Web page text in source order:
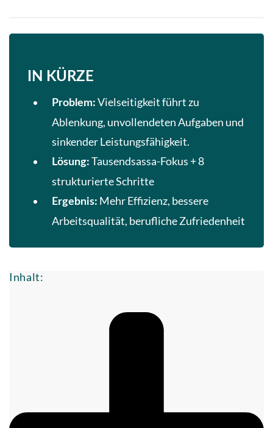
IN KÜRZE
Problem: Vielseitigkeit führt zu
Ablenkung, unvollendeten Aufgaben und
sinkender Leistungsfähigkeit.
Lösung: Tausendsassa-Fokus + 8
strukturierte Schritte
Ergebnis: Mehr Effizienz, bessere
Arbeitsqualität, berufliche Zufriedenheit
Inhalt: